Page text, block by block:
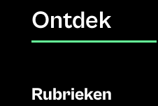
Ontdek
Rubrieken